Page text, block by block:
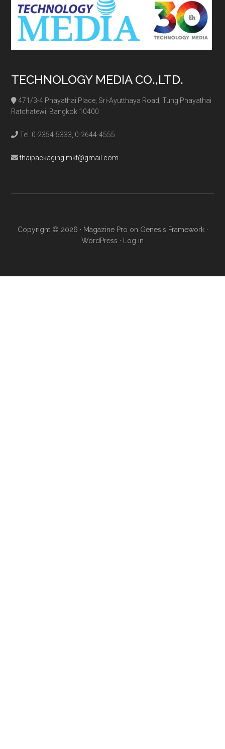
TECHNOLOGY MEDIA CO.,LTD.
471/3-4 Phayathai Place, Sri-Ayutthaya Road, Tung Phayathai
Ratchatewi, Bangkok 10400
Tel. 0-2354-5333, 0-2644-4555
thaipackaging.mkt@gmail.com
Copyright © 2026 · Magazine Pro on Genesis Framework·
WordPress · Log in